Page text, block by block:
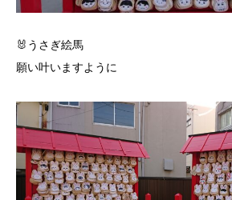
🐰うさぎ絵馬
願い叶いますように